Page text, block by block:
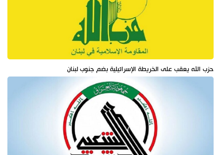
حزب الله يعقب على الخريطة الإسرائيلية بضم جنوب لبنان